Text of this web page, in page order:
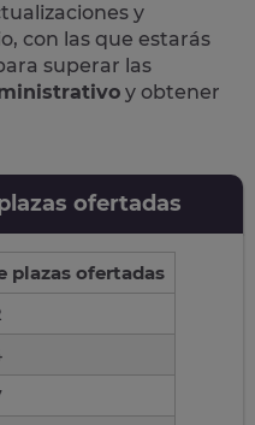
y
con las que estarás
superar las
y obtener
ofertadas
plazas ofertadas